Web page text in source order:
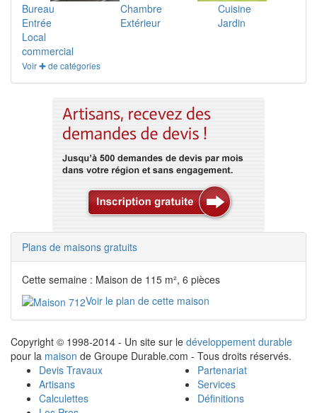
Bureau Chambre
Cuisine
Entrée
Extérieur
Jardin
Local
commercial
Voir ✚ de catégories
Plans de maisons gratuits
Cette semaine : Maison de 115 m², 6 pièces
Voir le plan de cette maison
Copyright © 1998-2014 - Un site sur le développement durable
pour la maison de Groupe Durable.com - Tous droits réservés.
Devis Travaux
Artisans
Calculettes
Partenariat
Services
Définitions